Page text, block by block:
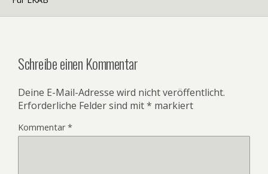
Schreibe einen Kommentar
Deine E-Mail-Adresse wird nicht veröffentlicht.
Erforderliche Felder sind mit* markiert
Kommentar*